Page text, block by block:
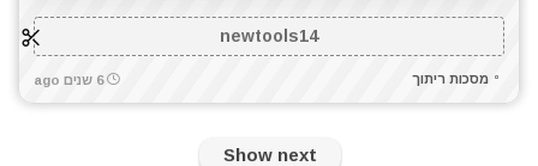
newtools14
מסכות ריתוך 6 שנים ago
Show next